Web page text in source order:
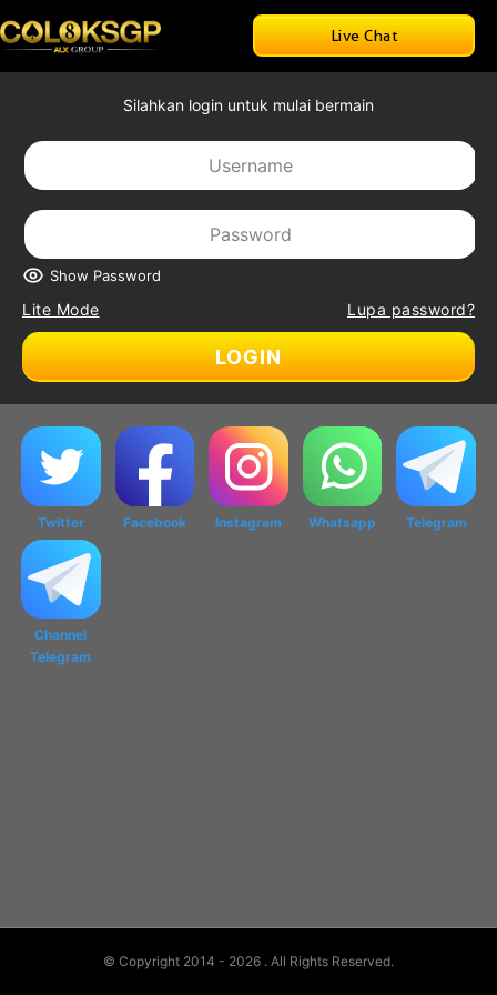
Live Chat
Silahkan login untuk mulai bermain
Show Password
Lite Mode Lupa password?
LOGIN
Twitter Facebook Instagram Whatsapp Telegram
Channel
Telegram
© Copyright 2014 - 2026 . All Rights Reserved.